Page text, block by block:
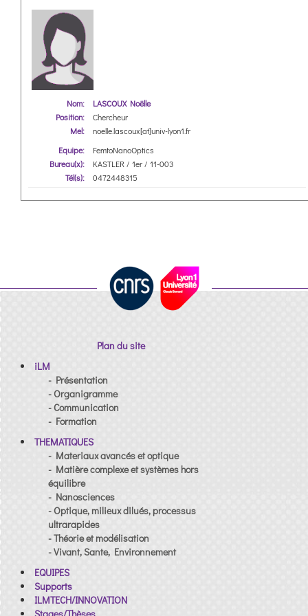
Nom:
LASCOUX Noëlle
Position:
Chercheur
Mel:
noelle.lascoux[at]univ-lyon1.fr
Equipe:
FemtoNanoOptics
Bureau(x):
KASTLER / 1er / 11-003
Tél(s):
0472448315
Plan du site
iLM
- Présentation
- Organigramme
- Communication
- Formation
THEMATIQUES
- Materiaux avancés et optique
- Matière complexe et systèmes hors
équilibre
- Nanosciences
- Optique, milieux dilués, processus
ultrarapides
- Théorie et modélisation
- Vivant, Sante, Environnement
EQUIPES
Supports
ILMTECH/INNOVATION